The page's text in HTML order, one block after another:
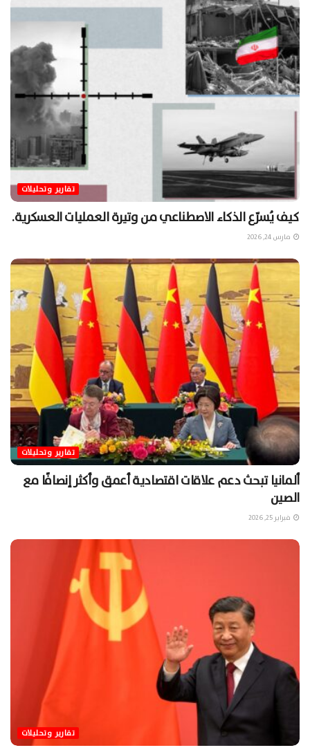
تقارير وتحليلات
كيف يُسرّع الذكاء الاصطناعي من وتيرة العمليات العسكرية.
مارس 24, 2026
تقارير وتحليلات
ألمانيا تبحث دعم علاقات اقتصادية أعمق وأكثر إنصافًا مع
الصين
فبراير 25, 2026
تقارير وتحليلات